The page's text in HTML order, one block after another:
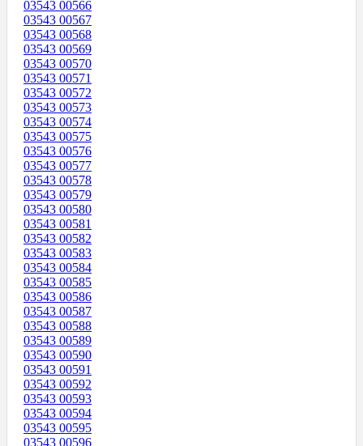
03543 00566
03543 00567
03543 00568
03543 00569
03543 00570
03543 00571
03543 00572
03543 00573
03543 00574
03543 00575
03543 00576
03543 00577
03543 00578
03543 00579
03543 00580
03543 00581
03543 00582
03543 00583
03543 00584
03543 00585
03543 00586
03543 00587
03543 00588
03543 00589
03543 00590
03543 00591
03543 00592
03543 00593
03543 00594
03543 00595
03543 00596